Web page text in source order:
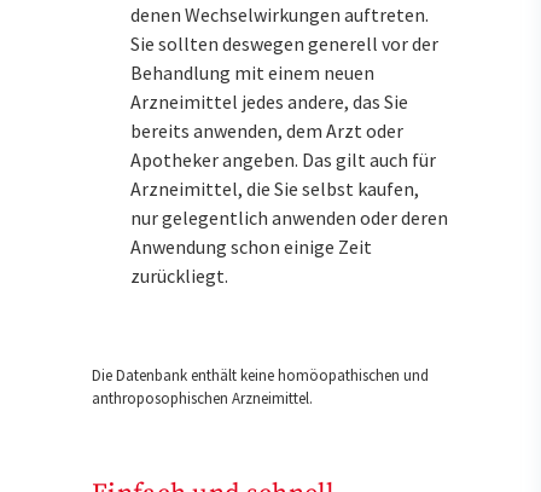
denen Wechselwirkungen auftreten.
Sie sollten deswegen generell vor der
Behandlung mit einem neuen
Arzneimittel jedes andere, das Sie
bereits anwenden, dem Arzt oder
Apotheker angeben. Das gilt auch für
Arzneimittel, die Sie selbst kaufen,
nur gelegentlich anwenden oder deren
Anwendung schon einige Zeit
zurückliegt.
Die Datenbank enthält keine homöopathischen und
anthroposophischen Arzneimittel.